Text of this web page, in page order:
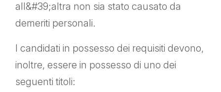
all&#39;altra non sia stato causato da
demeriti personali.
I candidati in possesso dei requisiti devono,
inoltre, essere in possesso di uno dei
seguenti titoli: